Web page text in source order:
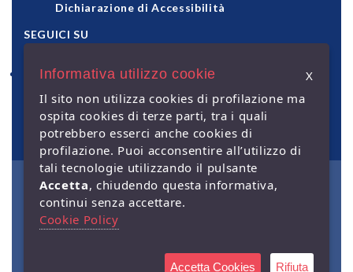
Dichiarazione di Accessibilità
SEGUICI SU
pagamenti accettati
© Giuffrè Francis Lefebvre
S.p.A. - Capitale Sociale €
socio unico. Società soggetta
alla direzione e coordinamento
Informativa utilizzo cookie
X
Il sito non utilizza cookies di profilazione ma
ospita cookies di terze parti, tra i quali
potrebbero esserci anche cookies di
profilazione. Puoi acconsentire all’utilizzo di
tali tecnologie utilizzando il pulsante
Accetta, chiudendo questa informativa,
continui senza accettare.
Cookie Policy
Accetta Cookies Rifiuta